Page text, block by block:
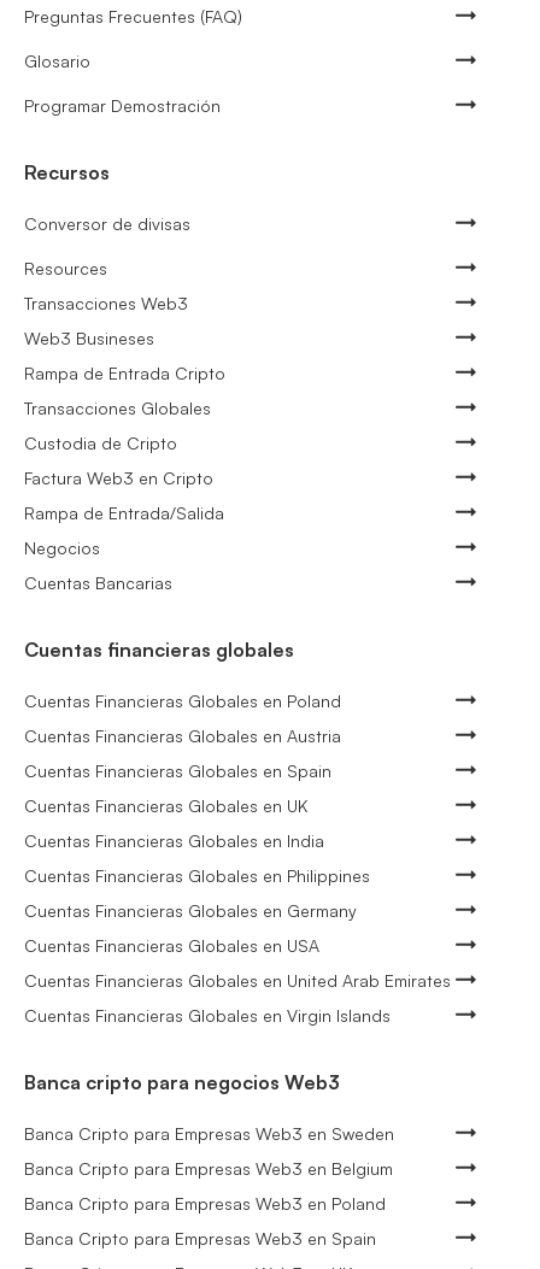
Preguntas Frecuentes (FAQ)
Glosario
Programar Demostración
Recursos
Conversor de divisas
Resources
Transacciones Web3
Web3 Busineses
Rampa de Entrada Cripto
Transacciones Globales
Custodia de Cripto
Factura Web3 en Cripto
Rampa de Entrada/Salida
Negocios
Cuentas Bancarias
Cuentas financieras globales
Cuentas Financieras Globales en Poland
Cuentas Financieras Globales en Austria
Cuentas Financieras Globales en Spain
Cuentas Financieras Globales en UK
Cuentas Financieras Globales en India
Cuentas Financieras Globales en Philippines
Cuentas Financieras Globales en Germany
Cuentas Financieras Globales en USA
Cuentas Financieras Globales en United Arab Emirates
Cuentas Financieras Globales en Virgin Islands
Banca cripto para negocios Web3
Banca Cripto para Empresas Web3 en Sweden
Banca Cripto para Empresas Web3 en Belgium
Banca Cripto para Empresas Web3 en Poland
Banca Cripto para Empresas Web3 en Spain